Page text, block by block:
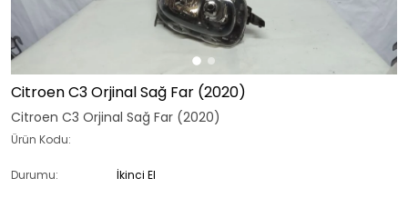
Citroen C3 Orjinal Sağ Far (2020)
Citroen C3 Orjinal Sağ Far (2020)
Ürün Kodu:
Durumu: İkinci El